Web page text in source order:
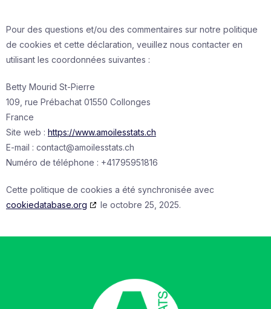
Pour des questions et/ou des commentaires sur notre politique
de cookies et cette déclaration, veuillez nous contacter en
utilisant les coordonnées suivantes :
Betty Mourid St-Pierre
109, rue Prébachat 01550 Collonges
France
Site web : https://www.amoilesstats.ch
E-mail : contact@amoilesstats.ch
Numéro de téléphone : +41795951816
Cette politique de cookies a été synchronisée avec
cookiedatabase.org
le octobre 25, 2025.